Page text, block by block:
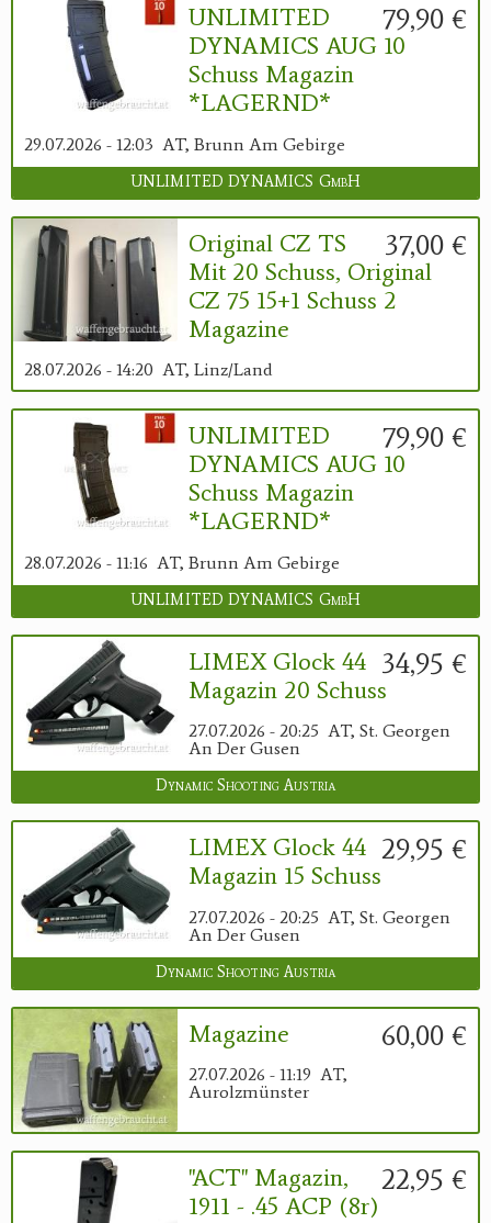
79,90 €
UNLIMITED
DYNAMICS AUG 10
Schuss Magazin
*LAGERND*
29.07.2026 - 12:03 AT, Brunn Am Gebirge
UNLIMITED DYNAMICS GmbH
37,00 €
Original CZ TS
Mit 20 Schuss, Original
CZ 75 15+1 Schuss 2
Magazine
28.07.2026 - 14:20 AT, Linz/Land
79,90 €
UNLIMITED
DYNAMICS AUG 10
Schuss Magazin
*LAGERND*
28.07.2026 - 11:16 AT, Brunn Am Gebirge
UNLIMITED DYNAMICS GmbH
34,95 €
LIMEX Glock 44
Magazin 20 Schuss
27.07.2026 - 20:25 AT, St. Georgen
An Der Gusen
Dynamic Shooting Austria
29,95 €
LIMEX Glock 44
Magazin 15 Schuss
27.07.2026 - 20:25 AT, St. Georgen
An Der Gusen
Dynamic Shooting Austria
60,00 €
Magazine
27.07.2026 - 11:19 AT,
Aurolzmünster
22,95 €
"ACT" Magazin,
1911 - .45 ACP (8r)